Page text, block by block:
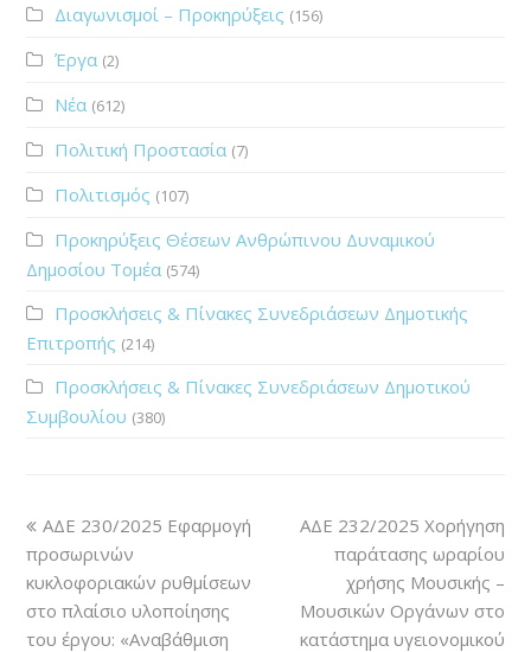
Διαγωνισμοί – Προκηρύξεις (156)
Έργα (2)
Νέα (612)
Πολιτική Προστασία (7)
Πολιτισμός (107)
Προκηρύξεις Θέσεων Ανθρώπινου Δυναμικού
Δημοσίου Τομέα (574)
Προσκλήσεις & Πίνακες Συνεδριάσεων Δημοτικής
Επιτροπής (214)
Προσκλήσεις & Πίνακες Συνεδριάσεων Δημοτικού
Συμβουλίου (380)
ΑΔΕ 230/2025 Εφαρμογή
προσωρινών
κυκλοφοριακών ρυθμίσεων
στο πλαίσιο υλοποίησης
του έργου: «Αναβάθμιση
ΑΔΕ 232/2025 Χορήγηση
παράτασης ωραρίου
χρήσης Μουσικής –
Μουσικών Οργάνων στο
κατάστημα υγειονομικού